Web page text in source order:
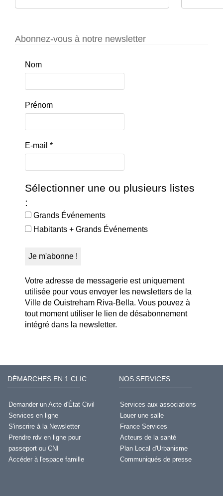
Abonnez-vous à notre newsletter
Nom
Prénom
E-mail *
Sélectionner une ou plusieurs listes
:
Grands Événements
Habitants + Grands Événements
Votre adresse de messagerie est uniquement
utilisée pour vous envoyer les newsletters de la
Ville de Ouistreham Riva-Bella. Vous pouvez à
tout moment utiliser le lien de désabonnement
intégré dans la newsletter.
DÉMARCHES EN 1 CLIC
Demander un Acte d'État Civil
Services en ligne
S'inscrire à la Newsletter
Prendre rdv en ligne pour
passeport ou CNI
Accéder à l'espace famille
NOS SERVICES
Services aux associations
Louer une salle
France Services
Acteurs de la santé
Plan Local d'Urbanisme
Communiqués de presse